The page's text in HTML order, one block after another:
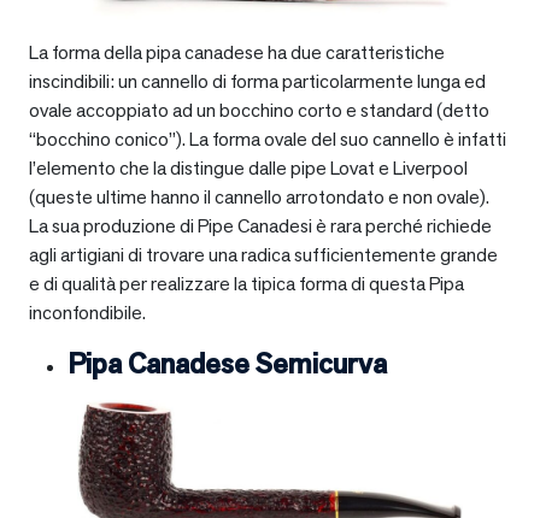
La forma della pipa canadese ha due caratteristiche
inscindibili: un cannello di forma particolarmente lunga ed
ovale accoppiato ad un bocchino corto e standard (detto
“bocchino conico”). La forma ovale del suo cannello è infatti
l’elemento che la distingue dalle pipe Lovat e Liverpool
(queste ultime hanno il cannello arrotondato e non ovale).
La sua produzione di Pipe Canadesi è rara perché richiede
agli artigiani di trovare una radica sufficientemente grande
e di qualità per realizzare la tipica forma di questa Pipa
inconfondibile.
Pipa Canadese Semicurva